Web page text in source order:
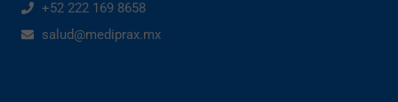
+52 222 169 8658
salud@mediprax.mx